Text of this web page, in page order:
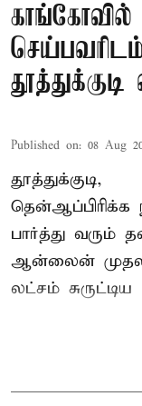
Published on: 08 Aug
தூத்துக்குடி,
தென்ஆப்பிரிக்க
பார்த்து வரும்
ஆன்லைன்
லட்சம் சுருட்டிய